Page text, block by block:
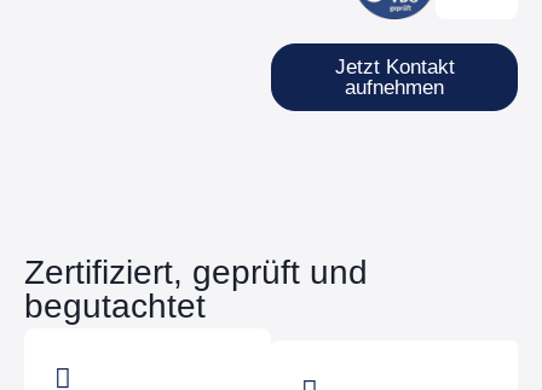
Jetzt Kontakt
aufnehmen
Zertifiziert, geprüft und
begutachtet